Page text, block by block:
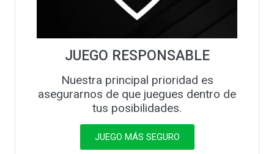
JUEGO RESPONSABLE
Nuestra principal prioridad es
asegurarnos de que juegues dentro de
tus posibilidades.
JUEGO MÁS SEGURO